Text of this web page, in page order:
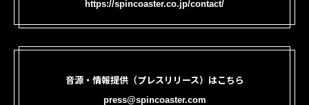
https://spincoaster.co.jp/contact/
音源・情報提供（プレスリリース）はこちら
press@spincoaster.com